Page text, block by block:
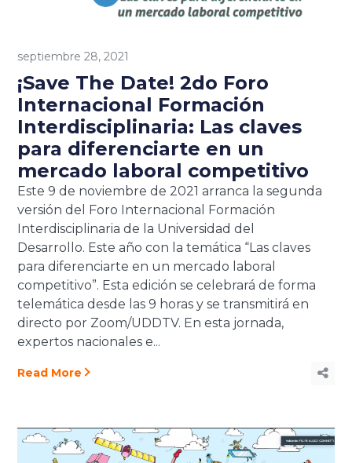
septiembre 28, 2021
¡Save The Date! 2do Foro
Internacional Formación
Interdisciplinaria: Las claves
para diferenciarte en un
mercado laboral competitivo
Este 9 de noviembre de 2021 arranca la segunda
versión del Foro Internacional Formación
Interdisciplinaria de la Universidad del
Desarrollo. Este año con la temática “Las claves
para diferenciarte en un mercado laboral
competitivo”. Esta edición se celebrará de forma
telemática desde las 9 horas y se transmitirá en
directo por Zoom/UDDTV. En esta jornada,
expertos nacionales e...
Read More